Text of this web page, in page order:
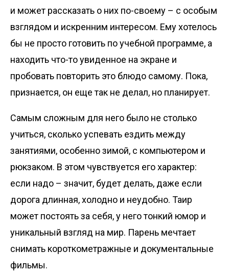
и может рассказать о них по-своему – с особым
взглядом и искренним интересом. Ему хотелось
бы не просто готовить по учебной программе, а
находить что-то увиденное на экране и
пробовать повторить это блюдо самому. Пока,
приз­нается, он еще так не делал, но планирует.
Самым сложным для него было не столько
учиться, сколько успевать ездить между
занятиями, особенно зимой, с компьютером и
рюкзаком. В этом чувствуется его характер:
если надо – значит, будет делать, даже если
дорога длинная, холодно и неудобно. Таир
может постоять за себя, у него тонкий юмор и
уникальный взгляд на мир. Парень мечтает
снимать короткометражные и документальные
фильмы.